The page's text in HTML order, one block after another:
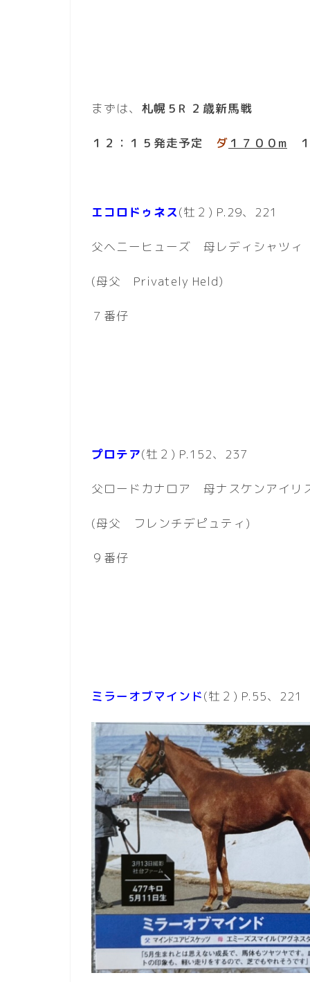
まずは、 札幌５R ２歳新馬戦
１２：１５発走予定 ダ １７００m
エコロドゥネス(牡２) P.29、221
父ヘニーヒューズ 母レディシャツィ
(母父 Privately Held)
７番仔
プロテア(牡２) P.152、237
父ロードカナロア 母ナスケンアイリ
(母父 フレンチデピュティ)
９番仔
ミラーオブマインド(牡２) P.55、221